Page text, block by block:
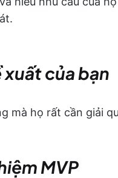
xuất của bạn
mà họ rất cần giải
MVP